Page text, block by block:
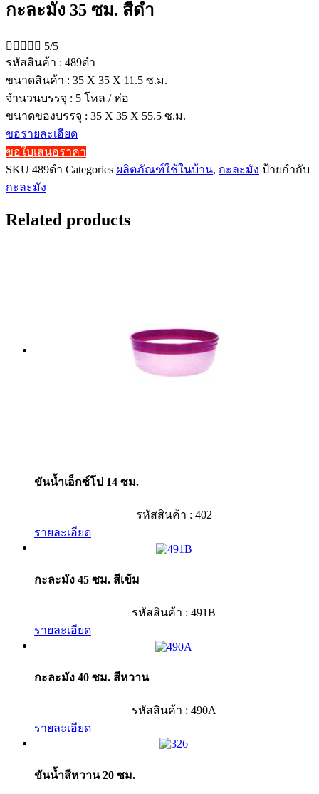
กะละมัง 35 ซม. สีดำ
     5/5
รหัสสินค้า : 489ดำ
ขนาดสินค้า : 35 X 35 X 11.5 ซ.ม.
จำนวนบรรจุ : 5 โหล / ห่อ
ขนาดของบรรจุ : 35 X 35 X 55.5 ซ.ม.
ขอรายละเอียด
ขอใบเสนอราคา
SKU 489ดำ Categories ผลิตภัณฑ์ใช้ในบ้าน, กะละมัง ป้ายกำกับ
กะละมัง
Related products
ขันน้ำเอ็กซ์โป 14 ซม.
รหัสสินค้า : 402
รายละเอียด
กะละมัง 45 ซม. สีเข้ม
รหัสสินค้า : 491B
รายละเอียด
กะละมัง 40 ซม. สีหวาน
รหัสสินค้า : 490A
รายละเอียด
ขันน้ำสีหวาน 20 ซม.